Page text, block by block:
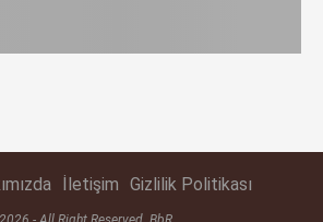
İletişim Gizlilik Politikası